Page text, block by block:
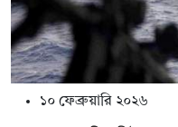
১০ ফেব্রুয়ারি ২০২৬